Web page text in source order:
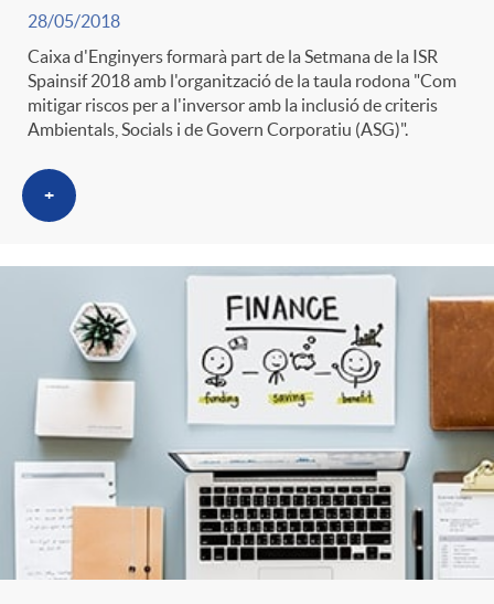
28/05/2018
Caixa d'Enginyers formarà part de la Setmana de la ISR
Spainsif 2018 amb l'organització de la taula rodona "Com
mitigar riscos per a l'inversor amb la inclusió de criteris
Ambientals, Socials i de Govern Corporatiu (ASG)".
+